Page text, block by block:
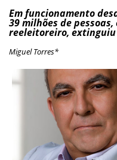
Em funcionamento
39 milhões de
reeleitoreiro, extinguiu
Miguel Torres*